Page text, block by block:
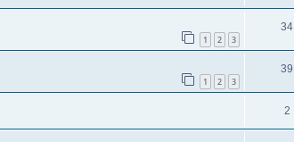
1 2 3
34
1 2 3
39
2